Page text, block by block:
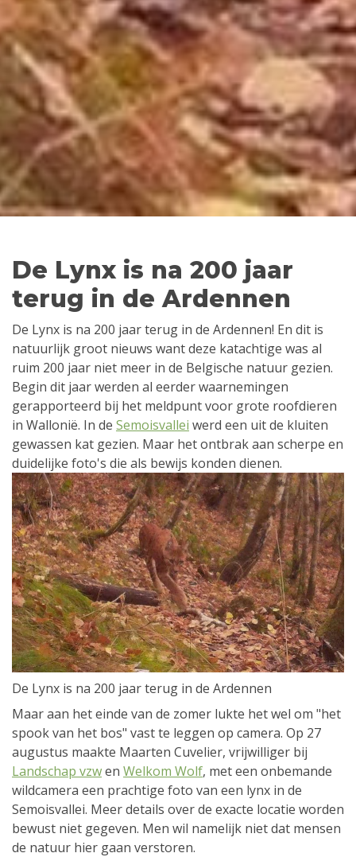
De Lynx is na 200 jaar
terug in de Ardennen
De Lynx is na 200 jaar terug in de Ardennen! En dit is
natuurlijk groot nieuws want deze katachtige was al
ruim 200 jaar niet meer in de Belgische natuur gezien.
Begin dit jaar werden al eerder waarnemingen
gerapporteerd bij het meldpunt voor grote roofdieren
in Wallonië. In de Semoisvallei werd een uit de kluiten
gewassen kat gezien. Maar het ontbrak aan scherpe en
duidelijke foto's die als bewijs konden dienen.
De Lynx is na 200 jaar terug in de Ardennen
Maar aan het einde van de zomer lukte het wel om "het
spook van het bos" vast te leggen op camera. Op 27
augustus maakte Maarten Cuvelier, vrijwilliger bij
Landschap vzwen Welkom Wolf, met een onbemande
wildcamera een prachtige foto van een lynx in de
Semoisvallei. Meer details over de exacte locatie worden
bewust niet gegeven. Men wil namelijk niet dat mensen
de natuur hier gaan verstoren.